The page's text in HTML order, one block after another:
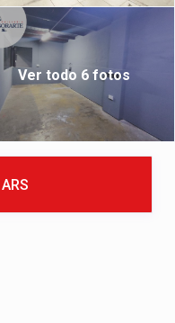
Ver todo 6 fotos